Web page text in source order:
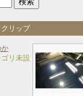
クリップ
リ未設